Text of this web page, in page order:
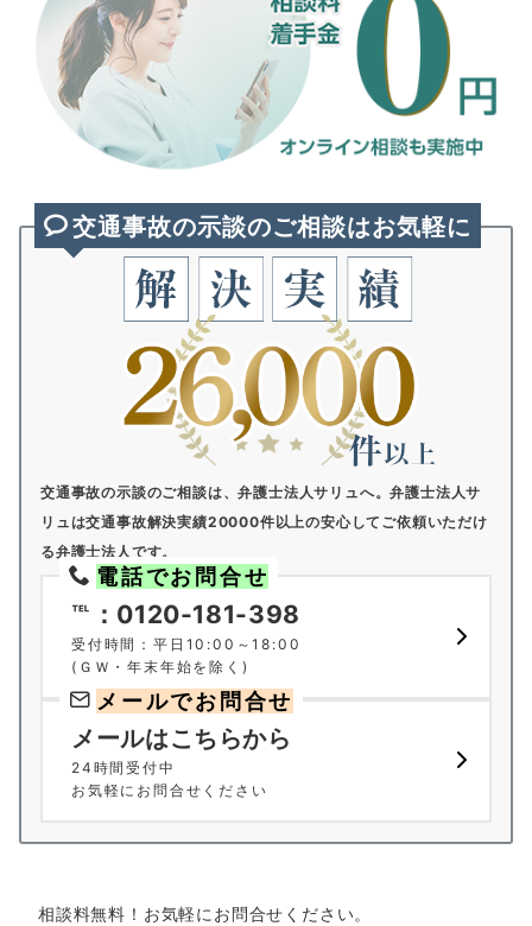
交通事故の示談のご相談はお気軽に
交通事故の示談のご相談は、弁護士法人サリュへ。弁護士法人サ
リュは交通事故解決実績20000件以上の安心してご依頼いただけ
る弁護士法人です。
電話でお問合せ
℡：0120-181-398
受付時間：平日10:00～18:00
(ＧＷ・年末年始を除く)
メールでお問合せ
メールはこちらから
24時間受付中
お気軽にお問合せください
相談料無料！お気軽にお問合せください。